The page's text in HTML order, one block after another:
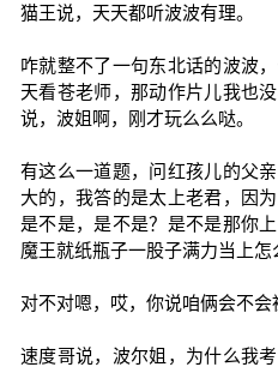
猫王说，天天都听波波有理。
咋就整不了一句东北话的波波
天看苍老师，那动作片儿我也
说，波姐啊，刚才玩么么哒。
有这么一道题，问红孩儿的父
大的，我答的是太上老君，因
是不是，是不是？是不是那你
魔王就纸瓶子一股子满力当上怎
对不对嗯，哎，你说咱俩会不会
速度哥说，波尔姐，为什么我